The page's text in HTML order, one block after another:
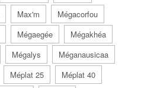
Max'm
Mégacorfou
Mégaegée
Mégakhéa
Mégalys
Méganausicaa
Méplat 25
Méplat 40